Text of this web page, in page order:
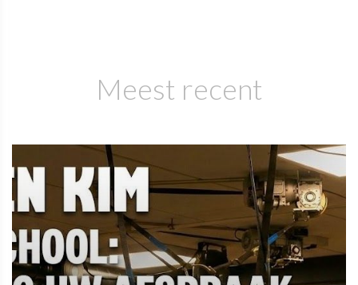
Meest recent